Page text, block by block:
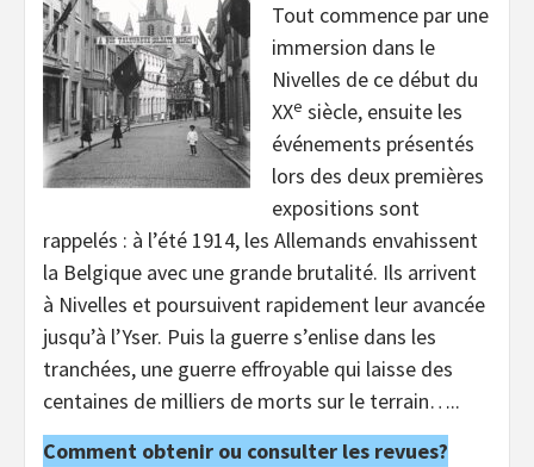
Tout commence par une
immersion dans le
Nivelles de ce début du
XXe siècle, ensuite les
événements présentés
lors des deux premières
expositions sont
rappelés : à l’été 1914, les Allemands envahissent
la Belgique avec une grande brutalité. Ils arrivent
à Nivelles et poursuivent rapidement leur avancée
jusqu’à l’Yser. Puis la guerre s’enlise dans les
tranchées, une guerre effroyable qui laisse des
centaines de milliers de morts sur le terrain…..
Comment obtenir ou consulter les revues?